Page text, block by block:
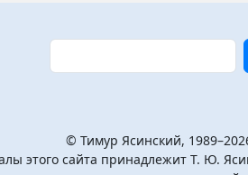
© Тимур Ясинский,
этого сайта принадлежит Т. Ю.